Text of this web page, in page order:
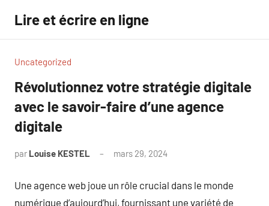
contenu
Lire et écrire en ligne
Uncategorized
Révolutionnez votre stratégie digitale
avec le savoir-faire d’une agence
digitale
par Louise KESTEL mars 29, 2024
Une agence web joue un rôle crucial dans le monde
numérique d’aujourd’hui, fournissant une variété de